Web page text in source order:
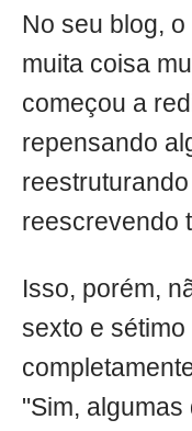
No seu blog,
muita coisa
começou a
repensando
reescrevendo
Isso, porém,
sexto e
"Sim,